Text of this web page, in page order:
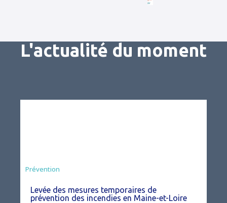
L'actualité du moment
Préfecture
Prévention
Levée des mesures temporaires de
prévention des incendies en Maine-et-Loire